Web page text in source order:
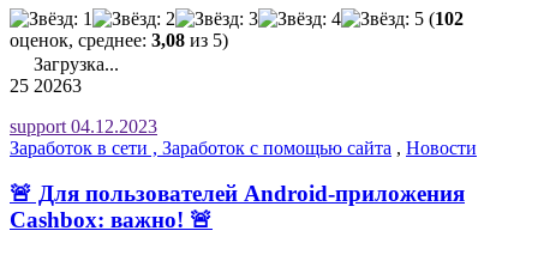
(102
оценок, среднее: 3,08 из 5)
Загрузка...
25 20263
support 04.12.2023
Заработок в сети , Заработок с помощью сайта , Новости
🚨 Для пользователей Android-приложения
Cashbox: важно! 🚨